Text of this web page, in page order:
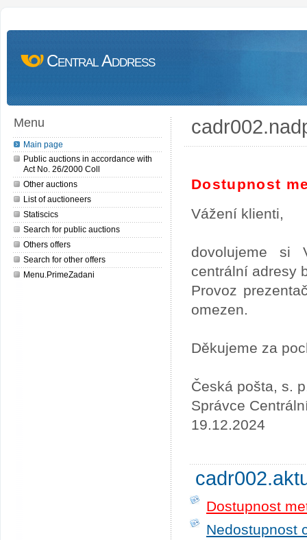
Central Address
Menu
Main page
Public auctions in accordance with
Act No. 26/2000 Coll
Other auctions
List of auctioneers
Statiscics
Search for public auctions
Others offers
Search for other offers
Menu.PrimeZadani
Dostupnost
Vážení klienti,
dovolujeme si
centrální adresy
Provoz
omezen.
Děkujeme za
Česká pošta, s.
Správce
19.12.2024
Dostupnost
Nedostupnost